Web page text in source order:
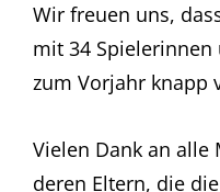
Wir freuen uns,
mit 34
zum Vorjahr knapp
Vielen Dank an alle
deren Eltern, die